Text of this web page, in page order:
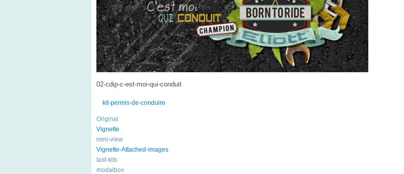
02-cdip-c-est-moi-qui-conduit
kit-permis-de-conduire
Original
Vignette
mini-view
Vignette-Attached-images
last-kits
modalbox